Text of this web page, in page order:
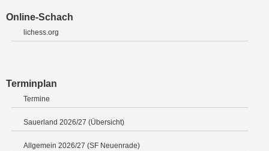
Online-Schach
lichess.org
Terminplan
Termine
Sauerland 2026/27 (Übersicht)
Allgemein 2026/27 (SF Neuenrade)